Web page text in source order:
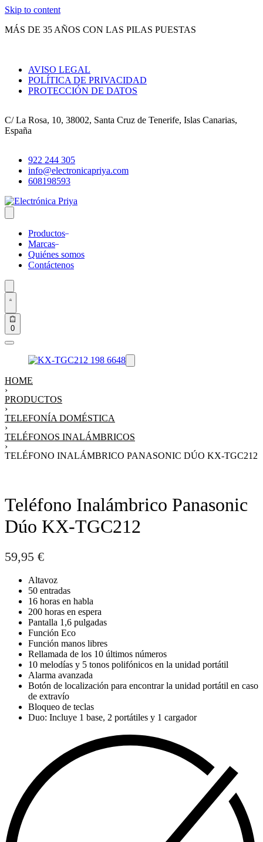
Skip to content
MÁS DE 35 AÑOS CON LAS PILAS PUESTAS
AVISO LEGAL
POLÍTICA DE PRIVACIDAD
PROTECCIÓN DE DATOS
C/ La Rosa, 10, 38002, Santa Cruz de Tenerife, Islas Canarias,
España
922 244 305
info@electronicapriya.com
608198593
Productos
Marcas
Quiénes somos
Contáctenos
0
HOME
›
PRODUCTOS
›
TELEFONÍA DOMÉSTICA
›
TELÉFONOS INALÁMBRICOS
›
TELÉFONO INALÁMBRICO PANASONIC DÚO KX-TGC212
Teléfono Inalámbrico Panasonic
Dúo KX-TGC212
59,95 €
Altavoz
50 entradas
16 horas en habla
200 horas en espera
Pantalla 1,6 pulgadas
Función Eco
Función manos libres
Rellamada de los 10 últimos números
10 melodías y 5 tonos polifónicos en la unidad portátil
Alarma avanzada
Botón de localización para encontrar la unidad portátil en caso
de extravío
Bloqueo de teclas
Duo: Incluye 1 base, 2 portátiles y 1 cargador